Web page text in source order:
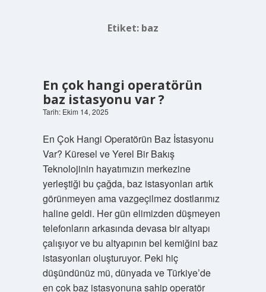
Etiket: baz
En çok hangi operatörün
baz istasyonu var ?
Tarih: Ekim 14, 2025
En Çok Hangi Operatörün Baz İstasyonu
Var? Küresel ve Yerel Bir Bakış
Teknolojinin hayatımızın merkezine
yerleştiği bu çağda, baz istasyonları artık
görünmeyen ama vazgeçilmez dostlarımız
haline geldi. Her gün elimizden düşmeyen
telefonların arkasında devasa bir altyapı
çalışıyor ve bu altyapının bel kemiğini baz
istasyonları oluşturuyor. Peki hiç
düşündünüz mü, dünyada ve Türkiye’de
en çok baz istasyonuna sahip operatör